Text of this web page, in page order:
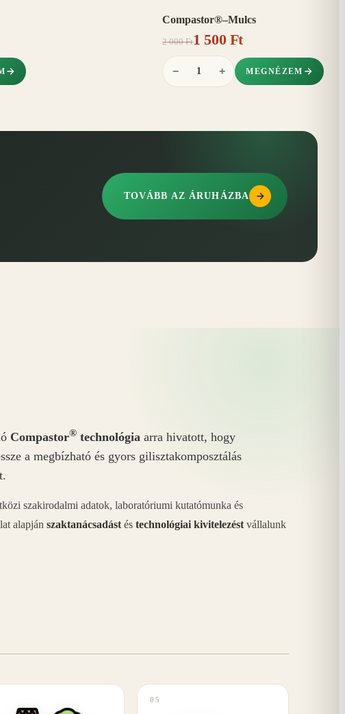
Compastor®–Mulcs
2 000 Ft1 500 Ft
− + MEGNÉZEM
TOVÁBB AZ ÁRUHÁZBA
Compastor® technológia arra hivatott, hogy
a megbízható és gyors gilisztakomposztálás
szakirodalmi adatok, laboratóriumi kutatómunka és
alapjánszaktanácsadást és technológiai kivitelezést vállalunk
05